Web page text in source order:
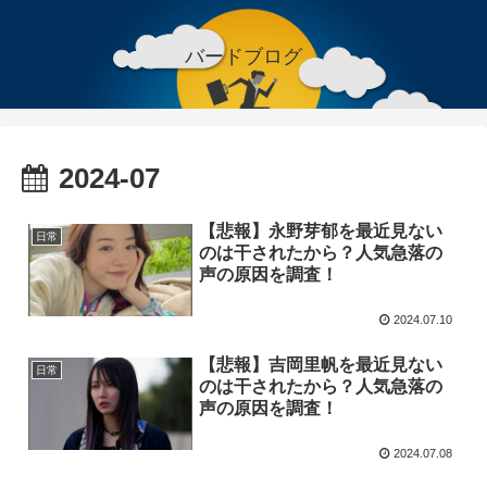
バードブログ
2024-07
日常
【悲報】永野芽郁を最近見ない
のは干されたから？人気急落の
声の原因を調査！
2024.07.10
日常
【悲報】吉岡里帆を最近見ない
のは干されたから？人気急落の
声の原因を調査！
2024.07.08